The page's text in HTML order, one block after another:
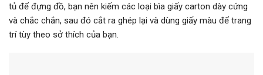
tủ để đựng đồ, bạn nên kiếm các loại bìa giấy carton dày cứng
và chắc chắn, sau đó cắt ra ghép lại và dùng giấy màu để trang
trí tùy theo sở thích của bạn.